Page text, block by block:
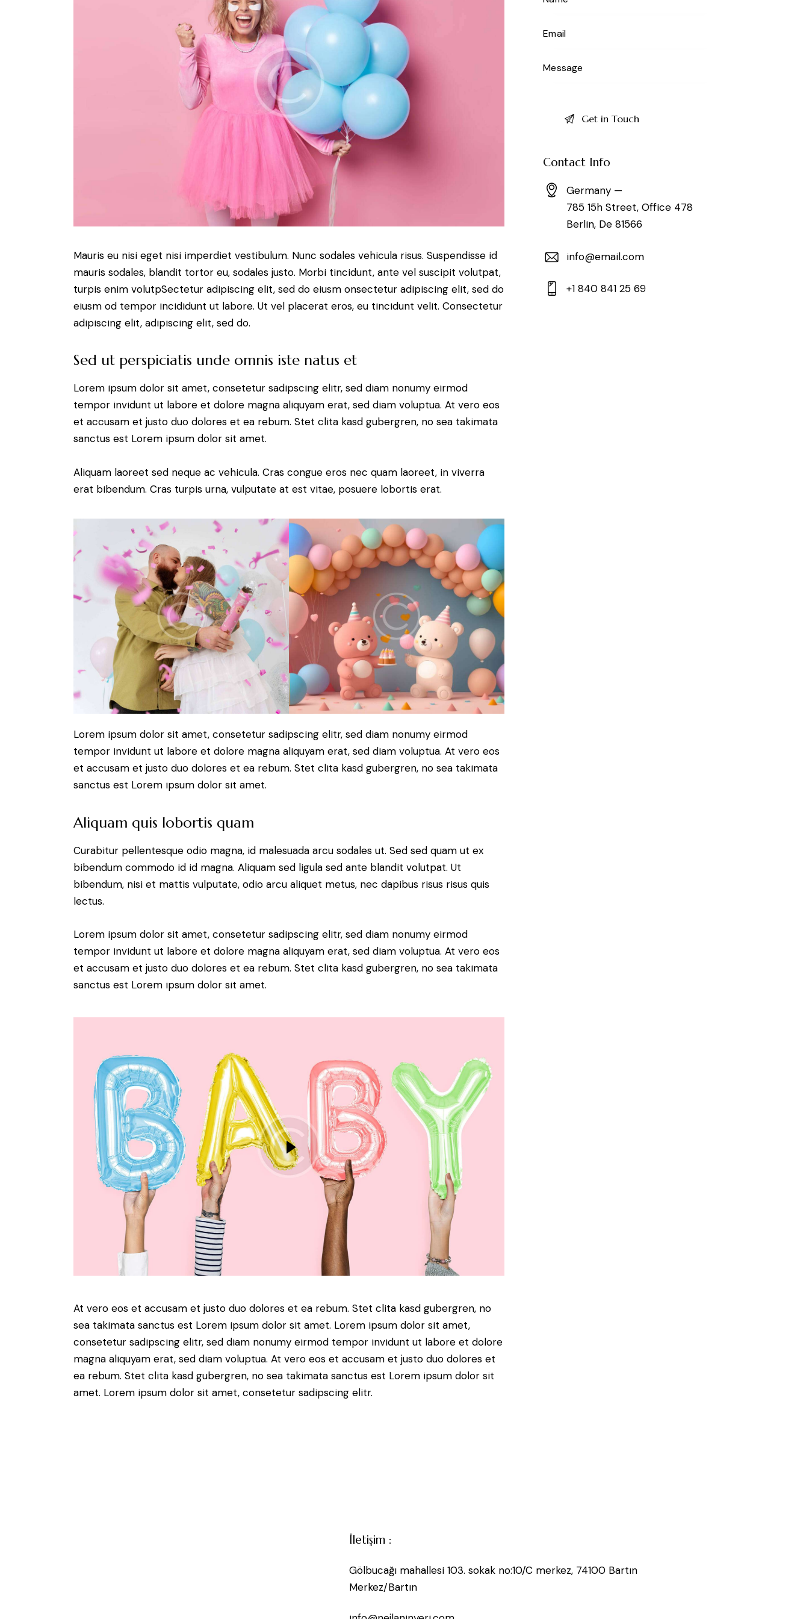
Mauris eu nisi eget nisi imperdiet vestibulum. Nunc sodales vehicula risus. Suspendisse id
mauris sodales, blandit tortor eu, sodales justo. Morbi tincidunt, ante vel suscipit volutpat,
turpis enim volutpSectetur adipiscing elit, sed do eiusm onsectetur adipiscing elit, sed do
eiusm od tempor incididunt ut labore. Ut vel placerat eros, eu tincidunt velit. Consectetur
adipiscing elit, adipiscing elit, sed do.
Sed ut perspiciatis unde omnis iste natus et
Lorem ipsum dolor sit amet, consetetur sadipscing elitr, sed diam nonumy eirmod
tempor invidunt ut labore et dolore magna aliquyam erat, sed diam voluptua. At vero eos
et accusam et justo duo dolores et ea rebum. Stet clita kasd gubergren, no sea takimata
sanctus est Lorem ipsum dolor sit amet.
Aliquam laoreet sed neque ac vehicula. Cras congue eros nec quam laoreet, in viverra
erat bibendum. Cras turpis urna, vulputate at est vitae, posuere lobortis erat.
Lorem ipsum dolor sit amet, consetetur sadipscing elitr, sed diam nonumy eirmod
tempor invidunt ut labore et dolore magna aliquyam erat, sed diam voluptua. At vero eos
et accusam et justo duo dolores et ea rebum. Stet clita kasd gubergren, no sea takimata
sanctus est Lorem ipsum dolor sit amet.
Aliquam quis lobortis quam
Curabitur pellentesque odio magna, id malesuada arcu sodales ut. Sed sed quam ut ex
bibendum commodo id id magna. Aliquam sed ligula sed ante blandit volutpat. Ut
bibendum, nisi et mattis vulputate, odio arcu aliquet metus, nec dapibus risus risus quis
lectus.
Lorem ipsum dolor sit amet, consetetur sadipscing elitr, sed diam nonumy eirmod
tempor invidunt ut labore et dolore magna aliquyam erat, sed diam voluptua. At vero eos
et accusam et justo duo dolores et ea rebum. Stet clita kasd gubergren, no sea takimata
sanctus est Lorem ipsum dolor sit amet.
At vero eos et accusam et justo duo dolores et ea rebum. Stet clita kasd gubergren, no
sea takimata sanctus est Lorem ipsum dolor sit amet. Lorem ipsum dolor sit amet,
consetetur sadipscing elitr, sed diam nonumy eirmod tempor invidunt ut labore et dolore
magna aliquyam erat, sed diam voluptua. At vero eos et accusam et justo duo dolores et
ea rebum. Stet clita kasd gubergren, no sea takimata sanctus est Lorem ipsum dolor sit
amet. Lorem ipsum dolor sit amet, consetetur sadipscing elitr.
Contact Info
Germany —
785 15h Street, Office 478
Berlin, De 81566
info@email.com
+1 840 841 25 69
İletişim :
Gölbucağı mahallesi 103. sokak no:10/C merkez, 74100 Bartın
Merkez/Bartın